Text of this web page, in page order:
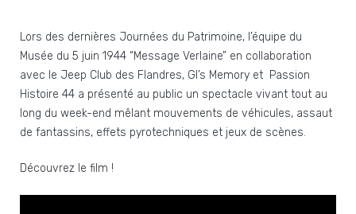
Lors des dernières Journées du Patrimoine, l’équipe du
Musée du 5 juin 1944 “Message Verlaine” en collaboration
avec le Jeep Club des Flandres, GI’s Memory et Passion
Histoire 44 a présenté au public un spectacle vivant tout au
long du week-end mêlant mouvements de véhicules, assaut
de fantassins, effets pyrotechniques et jeux de scènes.
Découvrez le film !